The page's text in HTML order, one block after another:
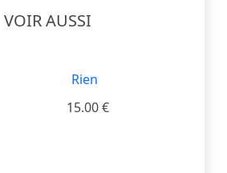
VOIR AUSSI
Rien
15.00 €